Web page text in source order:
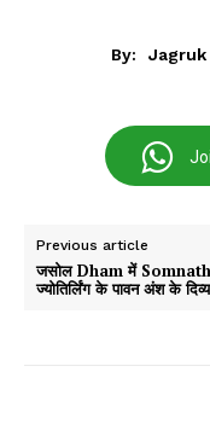
By: Jagruk
Previous article
जसोल Dham में Somnath
ज्योतिर्लिंग के पावन अंश के